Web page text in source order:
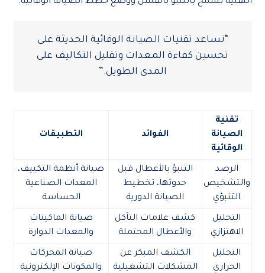
“تساعد تقنيات الصيانة الوقائية الحديثة على
تحسين كفاءة المعدات وتقليل التكاليف على
المدى الطويل.”
تقنية
الصيانة
الوقائية
الفوائد التطبيقات
الرصد
والتشخيص
التنبؤي
التنبؤ بالأعطال قبل
حدوثها، تخطيط
الصيانة الدورية
صيانة أنظمة التكييف،
المعدات الصناعية
الحساسة
التحليل
الاهتزازي
كشف علامات التآكل
والأعطال المحتملة
صيانة الماكينات
والمعدات الدوارة
التحليل
الحراري
الكشف المبكر عن
المشكلات التشغيلية
صيانة المحركات
والمكونات الإلكترونية